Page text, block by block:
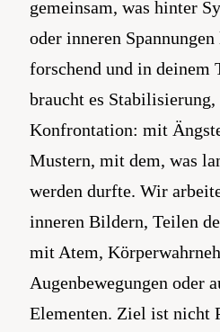
gemeinsam, was hinter
oder inneren
forschend und in deinem
braucht es Stabilisierung,
Konfrontation: mit
Mustern, mit dem, was
werden durfte. Wir
inneren Bildern, Teilen
mit Atem,
Augenbewegungen oder
Elementen. Ziel ist nicht